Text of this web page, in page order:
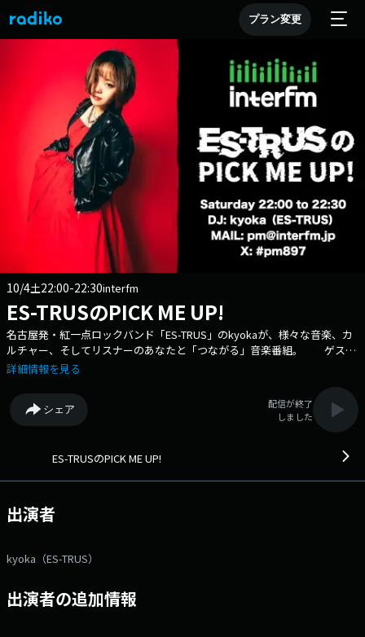
プラン変更
10/4土22:00-22:30interfm
ES-TRUSのPICK ME UP!
名古屋発・紅一点ロックバンド「ES-TRUS」のkyokaが、様々な音楽、カ
ルチャー、そしてリスナーのあなたと「つながる」音楽番組。 ゲスト
コーナー「LINK ME UP!」では、様々なマンスリーゲストとのトークをお
ルアドレス：pm@interfm.jp Xハッシュタグは「#pm897」 Xアカウ
ントは「@pickmeup897」
詳細情報を見る
シェア
配信が終了
しました
ES-TRUSのPICK ME UP!
出演者
kyoka（ES-TRUS）
出演者の追加情報